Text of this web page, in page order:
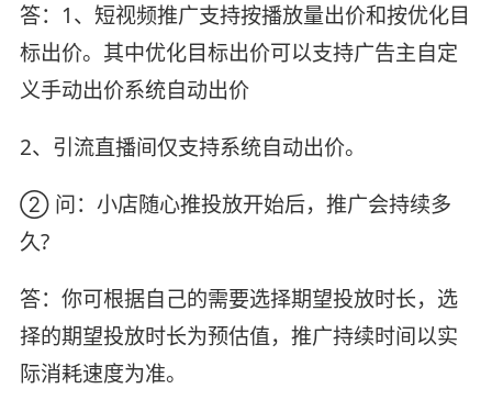
答：1、短视频推广支持按播放量出价和按优化目
标出价。其中优化目标出价可以支持广告主自定
义手动出价系统自动出价
2、引流直播间仅支持系统自动出价。
② 问：小店随心推投放开始后，推广会持续多
久?
答：你可根据自己的需要选择期望投放时长，选
择的期望投放时长为预估值，推广持续时间以实
际消耗速度为准。